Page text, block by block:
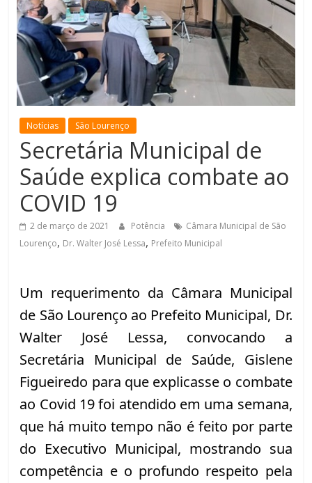
de
Minas
Notícias São Lourenço
Secretária Municipal de
Saúde explica combate ao
COVID 19
2 de março de 2021 Potência
Câmara Municipal de São
Lourenço, Dr. Walter José Lessa, Prefeito Municipal
Um requerimento da Câmara Municipal
de São Lourenço ao Prefeito Municipal, Dr.
Walter José Lessa, convocando a
Secretária Municipal de Saúde, Gislene
Figueiredo para que explicasse o combate
ao Covid 19 foi atendido em uma semana,
que há muito tempo não é feito por parte
do Executivo Municipal, mostrando sua
competência e o profundo respeito pela